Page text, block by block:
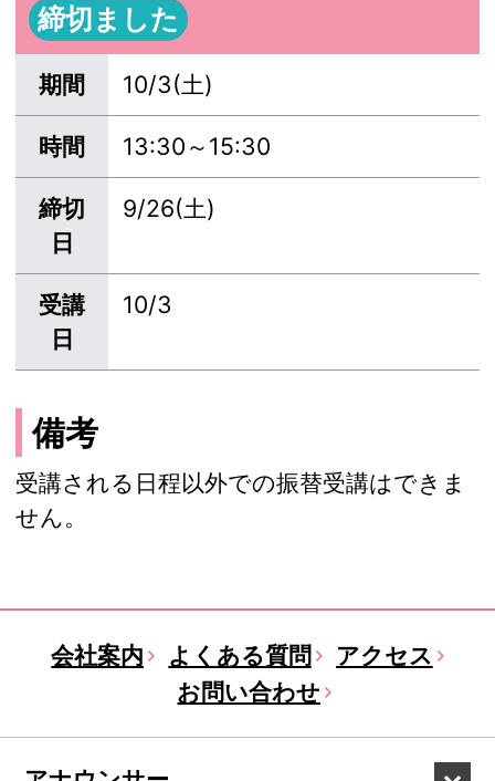
締切ました
期間 10/3(土)
時間 13:30～15:30
締切
日
9/26(土)
受講
日
10/3
備考
受講される日程以外での振替受講はできま
せん。
会社案内 よくある質問
アクセス
お問い合わせ